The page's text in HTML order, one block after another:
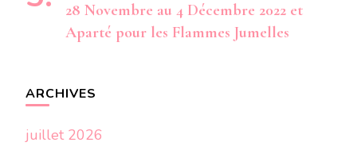
28 Novembre au 4 Décembre 2022 et
Aparté pour les Flammes Jumelles
ARCHIVES
juillet 2026